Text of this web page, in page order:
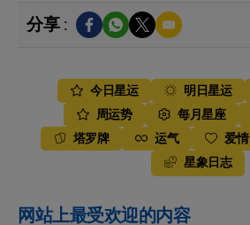
分享 :
今日星运 明日星运
周运势
每月星座
塔罗牌
运气 爱情
星象日志
网站上最受欢迎的内容